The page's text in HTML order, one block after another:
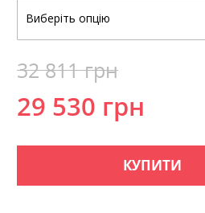
29 530 грн
32 811 грн
КУПИТИ